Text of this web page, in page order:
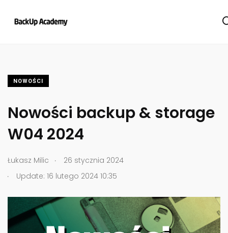
NOWOŚCI
Nowości backup & storage
W04 2024
Łukasz Milic .
26 stycznia 2024
.
Update: 16 lutego 2024 10:35